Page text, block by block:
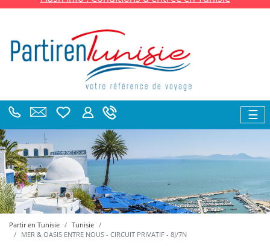
☰
Partir en Tunisie
Tunisie
MER & OASIS ENTRE NOUS - CIRCUIT PRIVATIF - 8J/7N